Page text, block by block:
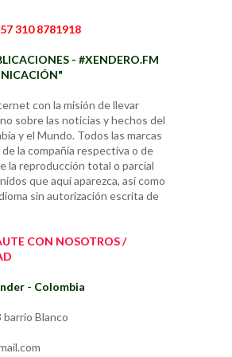
310 8781918
- #XENDERO.FM
con la misión de llevar
sobre las noticias y hechos del
y el Mundo. Todos las marcas
la compañía respectiva o de
la reproducción total o parcial
que aquí aparezca, así como
sin autorización escrita de
CON NOSOTROS /
- Colombia
Blanco